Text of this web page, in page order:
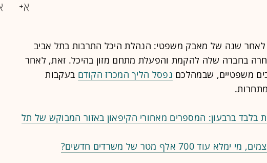
לאחר שנה של מאבק משפטי: הנהלת היכל התרבות בתל אביב
בחברה שלה להקמת והפעלת מתחם מזון בהיכל. זאת, לאחר
משפטיים, שבמהלכם נפסל הליך המכרז הקודם בעקבות
בלבד ברבעון: המספרים מאחורי הקיפאון באזור המבוקש של תל
700 אלף מטר של משרדים חדשים?